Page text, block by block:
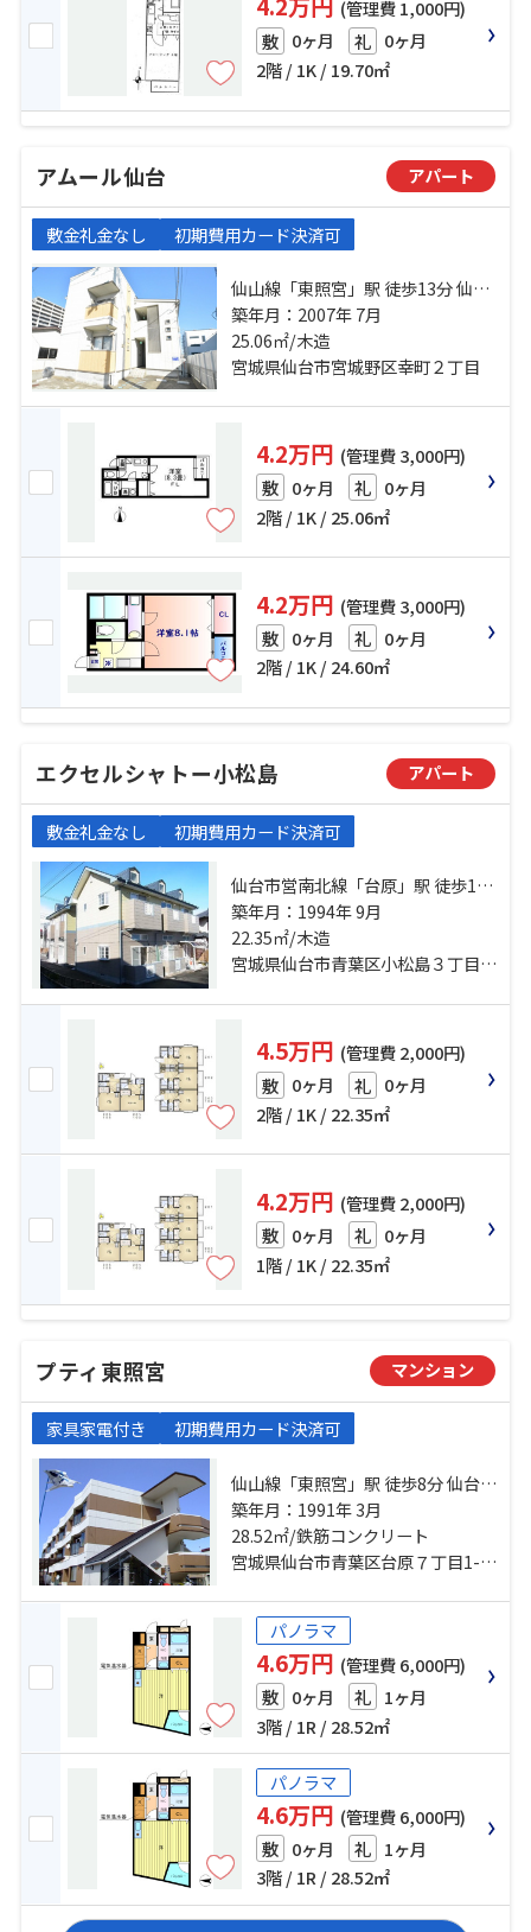
(管理費 1,000円)
敷 0ヶ月 礼 0ヶ月
2階 / 1K / 19.70㎡
アムール仙台 アパート
敷金礼金なし 初期費用カード決済可
仙山線「東照宮」駅 徒歩13分 仙石
線「宮城野原」駅 徒歩34分 中江一
丁目バス停下車 徒歩4分
築年月：2007年 7月
25.06㎡/木造
宮城県仙台市宮城野区幸町２丁目
4.2万円 (管理費 3,000円)
敷 0ヶ月 礼 0ヶ月
2階 / 1K / 25.06㎡
4.2万円 (管理費 3,000円)
敷 0ヶ月 礼 0ヶ月
2階 / 1K / 24.60㎡
エクセルシャトー小松島 アパート
敷金礼金なし 初期費用カード決済可
仙台市営南北線「台原」駅 徒歩13
分 仙山線「東照宮」駅 徒歩14分 仙
山線「北仙台」駅 徒歩23分
築年月：1994年 9月
22.35㎡/木造
宮城県仙台市青葉区小松島３丁目13-10
4.5万円 (管理費 2,000円)
敷 0ヶ月 礼 0ヶ月
2階 / 1K / 22.35㎡
4.2万円 (管理費 2,000円)
敷 0ヶ月 礼 0ヶ月
1階 / 1K / 22.35㎡
プティ東照宮 マンション
家具家電付き 初期費用カード決済可
仙山線「東照宮」駅 徒歩8分 仙台市
営南北線「台原」駅 徒歩15分 瞑想
の松バス停下車 徒歩6分
築年月：1991年 3月
28.52㎡/鉄筋コンクリート
宮城県仙台市青葉区台原７丁目1-18
パノラマ
4.6万円 (管理費 6,000円)
敷 0ヶ月 礼 1ヶ月
3階 / 1R / 28.52㎡
パノラマ
4.6万円 (管理費 6,000円)
敷 0ヶ月 礼 1ヶ月
3階 / 1R / 28.52㎡